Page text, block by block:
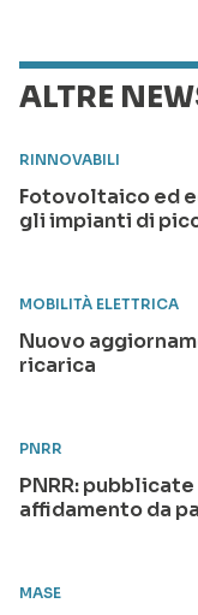
ALTRE
RINNOVABILI
Fotovoltaico ed
gli impianti di
MOBILITÀ ELETTRICA
Nuovo
ricarica
PNRR
PNRR:
affidamento da
MASE